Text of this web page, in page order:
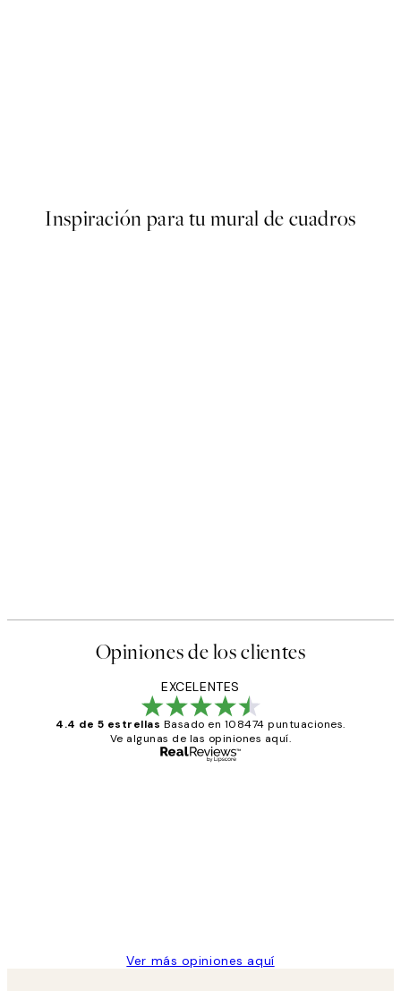
Inspiración para tu mural de cuadros
Opiniones de los clientes
EXCELENTES
4.4 de 5 estrellas Basado en 108474 puntuaciones.
Ve algunas de las opiniones aquí.
Ver más opiniones aquí